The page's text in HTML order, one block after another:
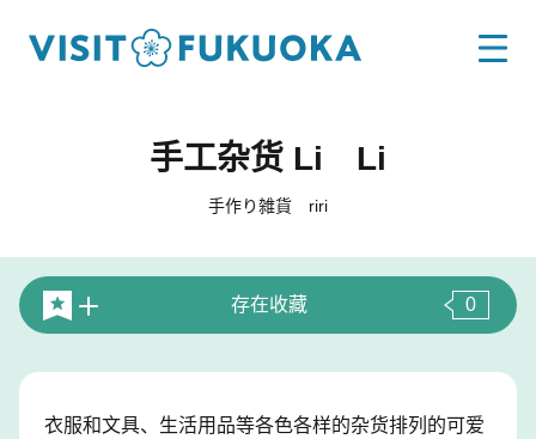
手工杂货 Li Li
手作り雑貨 riri
存在收藏 0
衣服和文具、生活用品等各色各样的杂货排列的可爱